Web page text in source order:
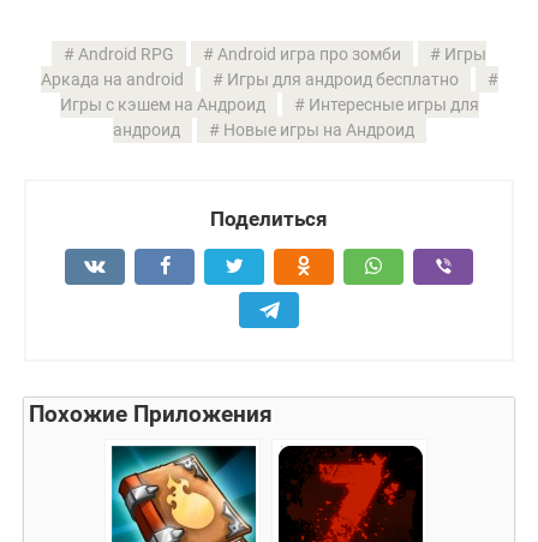
Android RPG Android игра про зомби
Игры
Аркада на android
Игры для андроид бесплатно
Игры с кэшем на Андроид
Интересные игры для
андроид
Новые игры на Андроид
Поделиться
Похожие Приложения